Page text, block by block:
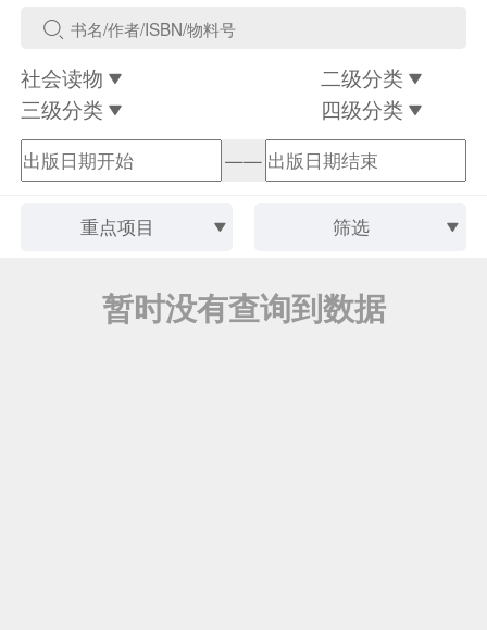
社会读物
二级分类
三级分类
四级分类
——
重点项目 筛选
暂时没有查询到数据